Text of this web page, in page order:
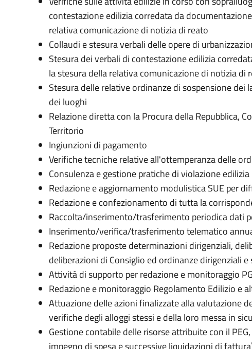
contestazione edilizia corredata da
relativa comunicazione di notizia di reato
Collaudi e stesura verbali delle opere di
Stesura dei verbali di contestazione edilizia
la stesura della relativa comunicazione di notizia di
Stesura delle relative ordinanze di sospensione
dei luoghi
Relazione diretta con la Procura della Repubblica,
Territorio
Ingiunzioni di pagamento
Verifiche tecniche relative all'ottemperanza delle
Consulenza e gestione pratiche di violazione
Redazione e aggiornamento modulistica SUE per
Redazione e confezionamento di tutta la
Raccolta/inserimento/trasferimento periodica dati
Inserimento/verifica/trasferimento telematico
Redazione proposte determinazioni dirigenziali,
deliberazioni di Consiglio ed ordinanze dirigenziali e
Attività di supporto per redazione e monitoraggio
Redazione e monitoraggio Regolamento Edilizio e
Attuazione delle azioni finalizzate alla valutazione
verifiche degli alloggi stessi e della loro messa in
Gestione contabile delle risorse attribuite con il
impegno di spesa e successive liquidazioni di